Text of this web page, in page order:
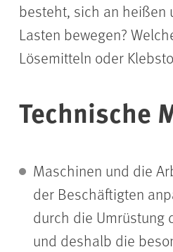
besteht, sich an heißen
Lasten bewegen?
Lösemitteln oder
Technische
Maschinen und die
der Beschäftigten
durch die Umrüstung
und deshalb die